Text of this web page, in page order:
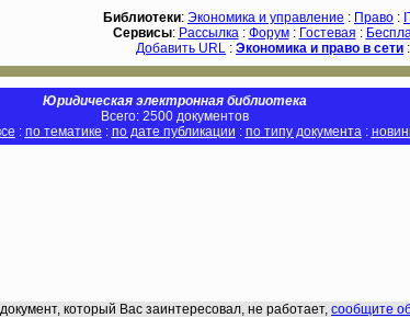
Библиотеки: Экономика и управление : Право :
Сервисы: Рассылка: Форум: Гостевая :
Добавить URL : Экономика и право в сети :
Юридическая электронная библиотека
Всего: 2500 документов
: по тематике : по дате публикации : по типу документа:
который Вас заинтересовал, не работает, сообщите